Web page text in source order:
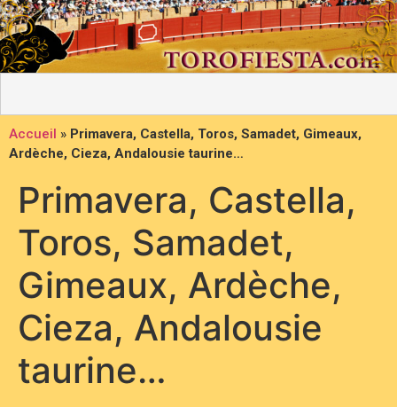
Accueil » Primavera, Castella, Toros, Samadet, Gimeaux,
Ardèche, Cieza, Andalousie taurine…
Primavera, Castella,
Toros, Samadet,
Gimeaux, Ardèche,
Cieza, Andalousie
taurine…